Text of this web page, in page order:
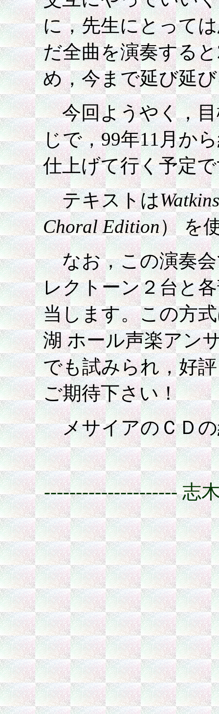
に，先生にとって
だ全曲を演奏する
め，今まで延び延
今回ようやく，目
じで，99年11月か
仕上げて行く予定
テキストは
Choral Edition） を
なお，この演奏会
レクトーン２台と
当します。この方
湖 ホール声楽アン
でも試みられ，好
ご期待下さい！
メサイアのＣＤ
--------------------- 志